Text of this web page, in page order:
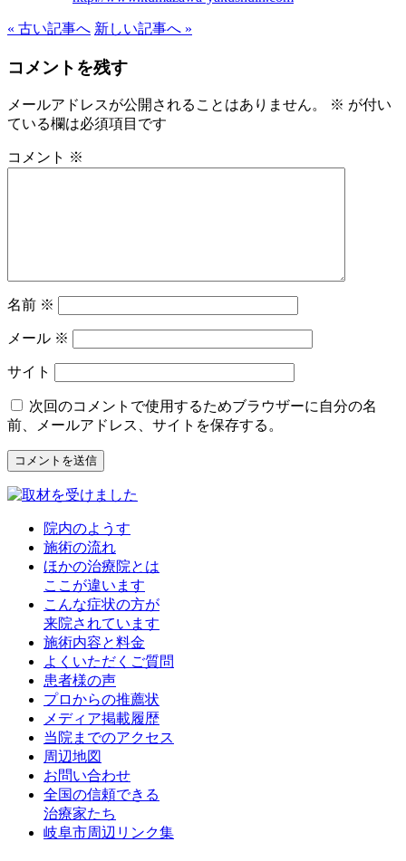
« 古い記事へ 新しい記事へ »
コメントを残す
メールアドレスが公開されることはありません。 ※ が付い
ている欄は必須項目です
コメント ※
名前 ※
メール ※
サイト
次回のコメントで使用するためブラウザーに自分の名
前、メールアドレス、サイトを保存する。
院内のようす
施術の流れ
ほかの治療院とは
ここが違います
こんな症状の方が
来院されています
施術内容と料金
よくいただくご質問
患者様の声
プロからの推薦状
メディア掲載履歴
当院までのアクセス
周辺地図
お問い合わせ
全国の信頼できる
治療家たち
岐阜市周辺リンク集